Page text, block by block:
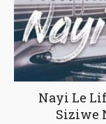
Nayi Le
Siziwe